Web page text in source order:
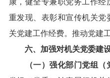
康，健全专兼职党务工作
重发现、表彰和宣传机关
关党建工作经费。推动党建
六、加强对机关党委建
（一）强化部门党组（